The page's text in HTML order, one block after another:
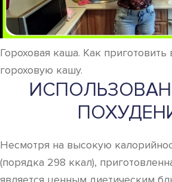
Гороховая каша. Как приготовить
гороховую кашу.
Несмотря на высокую
(порядка 298 ккал),